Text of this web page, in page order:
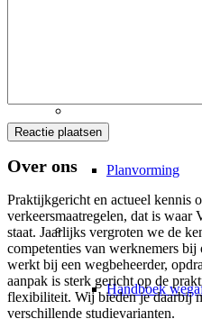
Planvorming
Leermiddelen
Handboek
Over ons
Praktijkgericht en actueel kennis
verkeersmaatregelen, dat is
staat. Jaarlijks vergroten we de
competenties van werknemers
werkt bij een wegbeheerder,
aanpak is sterk gericht op de
flexibiliteit. Wij bieden je daarbij
verschillende studievarianten.